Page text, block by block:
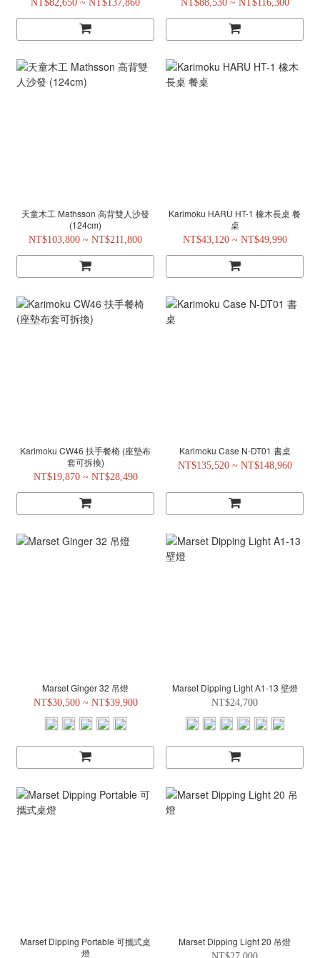
NT$82,650 ~ NT$137,860 NT$88,530 ~ NT$116,300
天童木工 Mathsson 高背雙人沙發
(124cm)
NT$103,800 ~ NT$211,800
Karimoku HARU HT-1 橡木長桌 餐
桌
NT$43,120 ~ NT$49,990
Karimoku CW46 扶手餐椅 (座墊布
套可拆換)
NT$19,870 ~ NT$28,490
Karimoku Case N-DT01 書桌
NT$135,520 ~ NT$148,960
Marset Ginger 32 吊燈
NT$30,500 ~ NT$39,900
Marset Dipping Light A1-13 壁燈
NT$24,700
Marset Dipping Portable 可攜式桌
燈
Marset Dipping Light 20 吊燈